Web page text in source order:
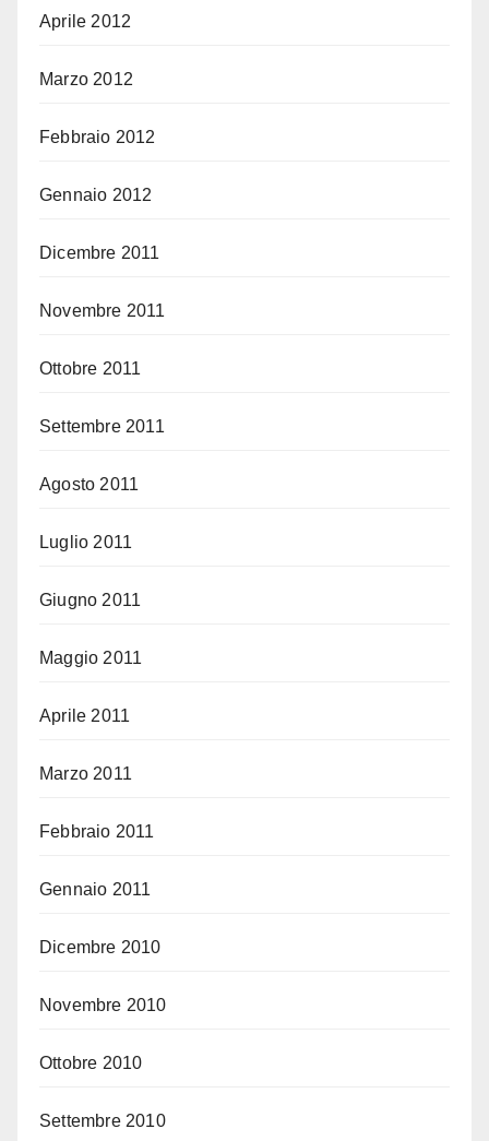
Aprile 2012
Marzo 2012
Febbraio 2012
Gennaio 2012
Dicembre 2011
Novembre 2011
Ottobre 2011
Settembre 2011
Agosto 2011
Luglio 2011
Giugno 2011
Maggio 2011
Aprile 2011
Marzo 2011
Febbraio 2011
Gennaio 2011
Dicembre 2010
Novembre 2010
Ottobre 2010
Settembre 2010